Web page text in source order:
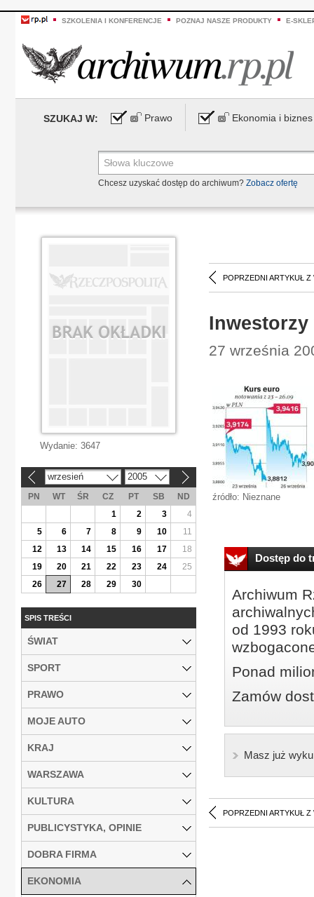
SZKOLENIA I KONFERENCJE POZNAJ NASZE PRODUKTY E-
SZUKAJ W: Prawo Ekonomia i biznes
Chcesz uzyskać dostęp do archiwum? Zobacz ofertę
POPRZEDNI ARTYKUŁ Z
27 września
źródło: Nieznane
Dostęp do
Archiwum
od 1993
Ponad
Zamów
Masz już
POPRZEDNI ARTYKUŁ Z
Wydanie: 3647
wrzesień 2005
PN WT ŚR CZ PT SB
ND
1
2 3
4
5
6 7 8 9 10
11
12
13 14 15 16 17
18
19
20 21 22 23 24
25
26
27 28 29 30
SPIS TREŚCI
ŚWIAT
SPORT
PRAWO
MOJE AUTO
KRAJ
WARSZAWA
KULTURA
PUBLICYSTYKA, OPINIE
DOBRA FIRMA
EKONOMIA